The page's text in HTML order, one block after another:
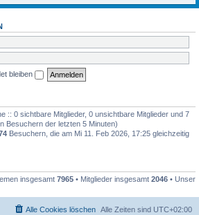
bleiben
:: 0 sichtbare Mitglieder, 0 unsichtbare Mitglieder und 7
Besuchern der letzten 5 Minuten)
Besuchern, die am Mi 11. Feb 2026, 17:25 gleichzeitig
insgesamt 7965 • Mitglieder insgesamt 2046 • Unser
Alle Zeiten sind UTC+02:00
Alle Cookies löschen